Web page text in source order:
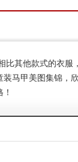
比其他款式的衣服
马甲美图集锦，